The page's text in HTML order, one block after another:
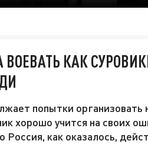
КАК
попытки организовать
хорошо учится на своих
Россия, как оказалось,